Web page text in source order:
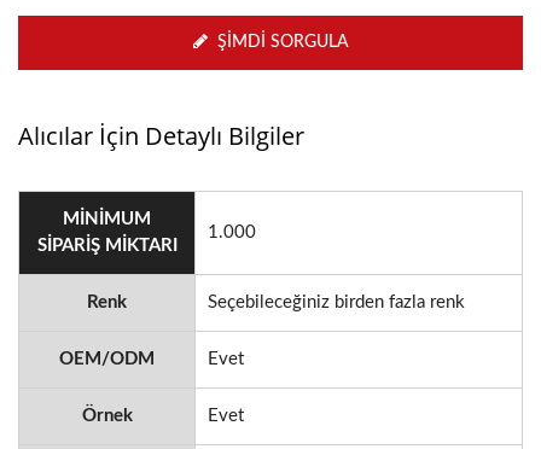
ŞIMDI SORGULA
Alıcılar İçin Detaylı Bilgiler
MINIMUM
SIPARIŞ MIKTARI
1.000
Renk Seçebileceğiniz birden fazla renk
OEM/ODM Evet
Örnek Evet